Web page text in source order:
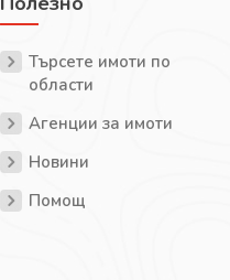
Търсете имоти по
области
Агенции за имоти
Новини
Помощ